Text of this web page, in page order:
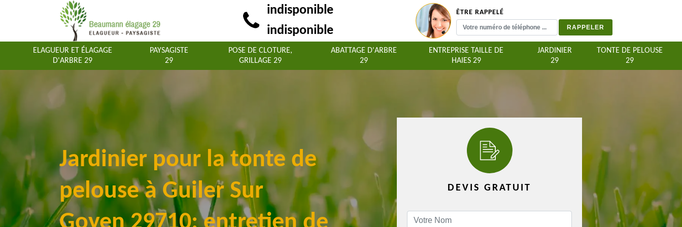
indisponible
indisponible
ÊTRE RAPPELÉ
ELAGUEUR ET ÉLAGAGE
D'ARBRE 29
PAYSAGISTE
29
POSE DE CLOTURE,
GRILLAGE 29
ABATTAGE D'ARBRE
29
ENTREPRISE TAILLE DE
HAIES 29
JARDINIER
29
TONTE DE PELOUSE
29
Jardinier pour la tonte de
pelouse à Guiler Sur
DEVIS GRATUIT